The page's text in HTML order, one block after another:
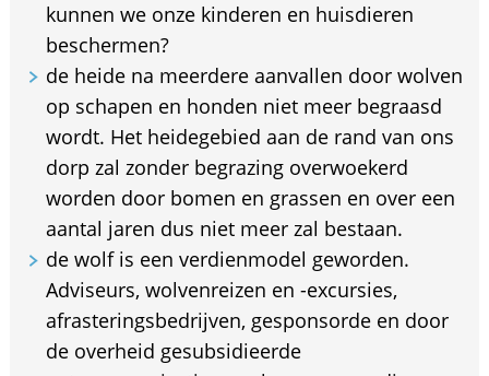
kunnen we onze kinderen en huisdieren
beschermen?
de heide na meerdere aanvallen door wolven
op schapen en honden niet meer begraasd
wordt. Het heidegebied aan de rand van ons
dorp zal zonder begrazing overwoekerd
worden door bomen en grassen en over een
aantal jaren dus niet meer zal bestaan.
de wolf is een verdienmodel geworden.
Adviseurs, wolvenreizen en -excursies,
afrasteringsbedrijven, gesponsorde en door
de overheid gesubsidieerde